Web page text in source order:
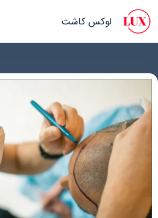
پرش
محتوا
لوکس کاشت